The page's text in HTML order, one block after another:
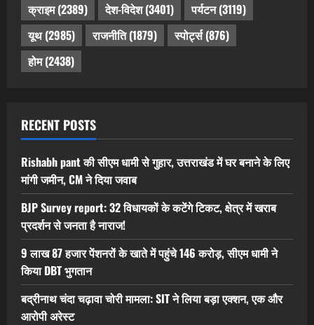
क्राइम(2389) देश-विदेश(3401) पर्यटन(3119)
यूथ(2985) राजनीति(1879) स्पोर्ट्स(876)
होम(2438)
RECENT POSTS
Rishabh pant की सीएम धामी से गुहार, उत्तराखंड में घर बनाने के लिए
मांगी जमीन, CM ने दिया जवाब
BJP Survey report: 32 विधायकों के कटेंगे टिकट, क्षेत्र में खराब
प्रदर्शन से जनता है नाराज!
9 लाख 87 हजार पेंशनरों के खाते में पहुंचे 146 करोड़, सीएम धामी ने
किया DBT भुगतान
बद्रीनाथ चंदा चढ़ावा चोरी मामला: SIT ने लिया बड़ा एक्शन, एक और
आरोपी अरेस्ट